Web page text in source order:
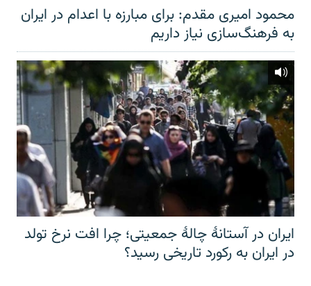
محمود امیری مقدم: برای مبارزه با اعدام در ایران
به فرهنگ‌سازی نیاز داریم
ایران در آستانهٔ چالهٔ جمعیتی؛ چرا افت نرخ تولد
در ایران به رکورد تاریخی رسید؟